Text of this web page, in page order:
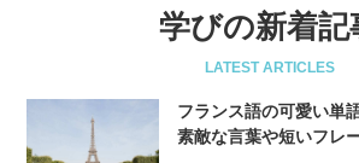
学びの新着記
LATEST ARTICLES
フランス語の可愛い単
素敵な言葉や短いフレ